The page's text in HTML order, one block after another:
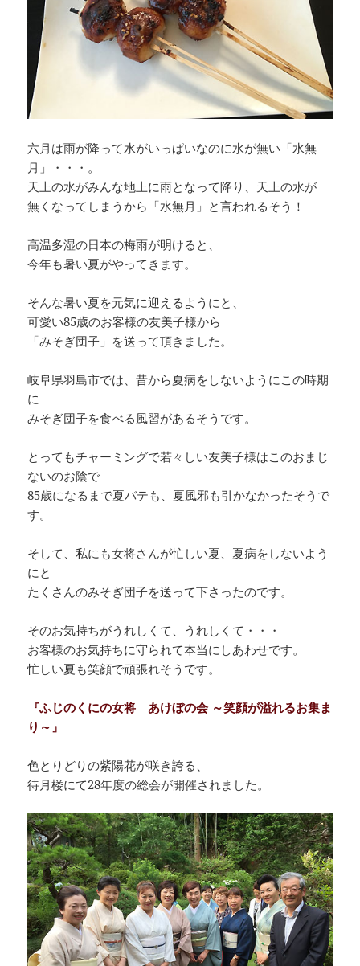
六月は雨が降って水がいっぱいなのに水が無い「水無
月」・・・。
天上の水がみんな地上に雨となって降り、天上の水が
無くなってしまうから「水無月」と言われるそう！
高温多湿の日本の梅雨が明けると、
今年も暑い夏がやってきます。
そんな暑い夏を元気に迎えるようにと、
可愛い85歳のお客様の友美子様から
「みそぎ団子」を送って頂きました。
岐阜県羽島市では、昔から夏病をしないようにこの時期
に
みそぎ団子を食べる風習があるそうです。
とってもチャーミングで若々しい友美子様はこのおまじ
ないのお陰で
85歳になるまで夏バテも、夏風邪も引かなかったそうで
す。
そして、私にも女将さんが忙しい夏、夏病をしないよう
にと
たくさんのみそぎ団子を送って下さったのです。
そのお気持ちがうれしくて、うれしくて・・・
お客様のお気持ちに守られて本当にしあわせです。
忙しい夏も笑顔で頑張れそうです。
『ふじのくにの女将 あけぼの会 ～笑顔が溢れるお集ま
り～』
色とりどりの紫陽花が咲き誇る、
待月楼にて28年度の総会が開催されました。